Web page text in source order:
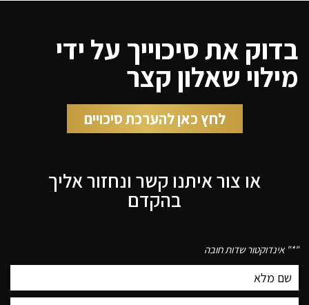
בדוק את סיכוייך על ידי
מילוי שאלון קצר
לחץ כאן להערכת סיכויים
או צור איתנו קשר ונחזור אליך
בהקדם
"
*" אינדוקטור שדות חובה